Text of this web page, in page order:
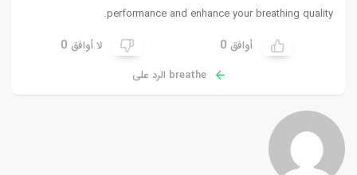
performance and enhance your breathing quality.
أوافق 0 لا أوافق 0
breathe الرد على